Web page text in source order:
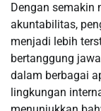
Dengan semakin
akuntabilitas,
menjadi lebih
bertanggung
dalam berbagai
lingkungan